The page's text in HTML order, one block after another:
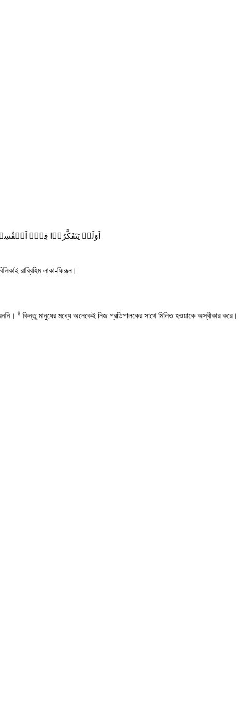
اَوَلَمۡ یَتَفَکَّرُوۡا فِیۡۤ
রাব্বিহিম লাকা-ফিরূন।
৪ কিন্তু মানুষের মধ্যে অনেকেই নিজ প্রতিপালকের সাথে মিলিত হওয়াকে অস্বীকার করে।